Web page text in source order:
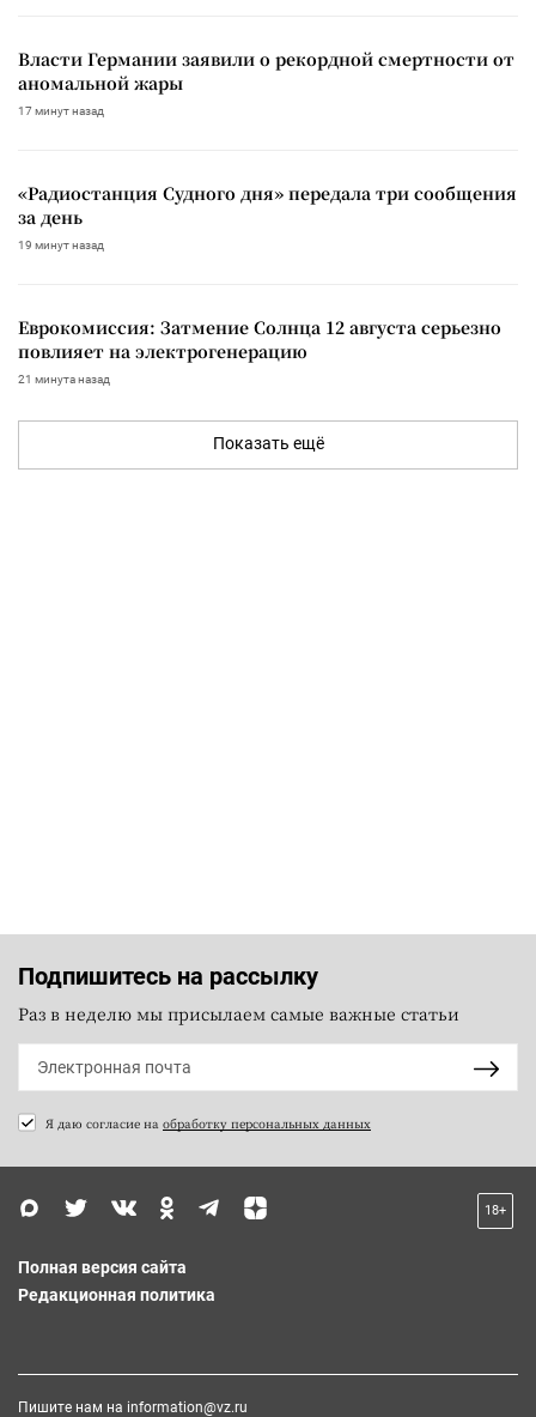
Власти Германии заявили о рекордной смертности от
аномальной жары
17 минут назад
«Радиостанция Судного дня» передала три сообщения
за день
19 минут назад
Еврокомиссия: Затмение Солнца 12 августа серьезно
повлияет на электрогенерацию
21 минута назад
Показать ещё
Подпишитесь на рассылку
Раз в неделю мы присылаем самые важные статьи
Я даю согласие на обработку персональных данных
18+
Полная версия сайта
Редакционная политика
Пишите нам на information@vz.ru